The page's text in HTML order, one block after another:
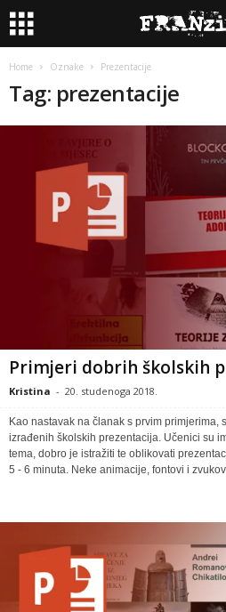
Home Oznake Prezentacije
Tag: prezentacije
Primjeri dobrih školskih
Kristina - 20. studenoga 2018.
Kao nastavak na članak s prvim primjerima,
izrađenih školskih prezentacija. Učenici su
tema, dobro je istražiti te oblikovati
5 - 6 minuta. Neke animacije, fontovi i